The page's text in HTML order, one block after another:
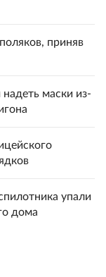
приняв
маски из-
упали
дома